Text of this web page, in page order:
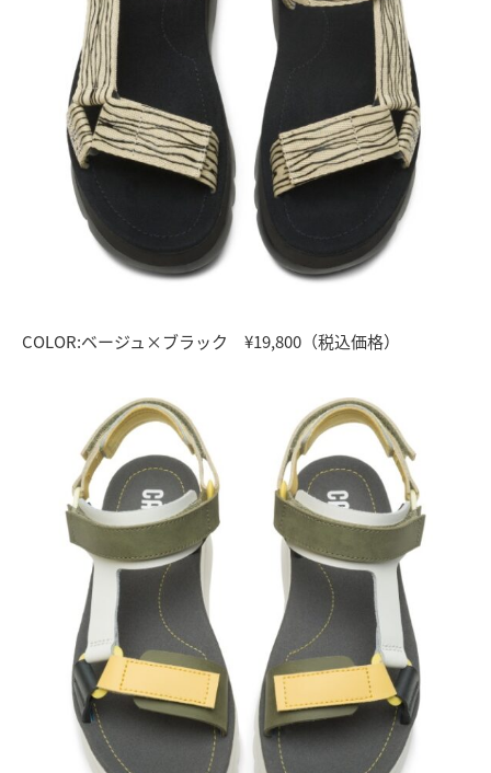
COLOR:ベージュ×ブラック ¥19,800（税込価格）